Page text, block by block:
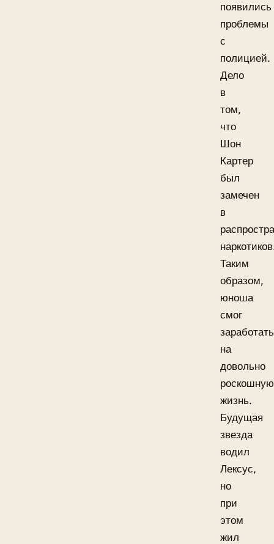
появились
проблемы
с
полицией.
Дело
в
том,
что
Шон
Картер
был
замечен
в
Таким
образом,
юноша
смог
заработать
на
довольно
роскошную
жизнь.
Будущая
звезда
водил
Лексус,
но
при
этом
жил